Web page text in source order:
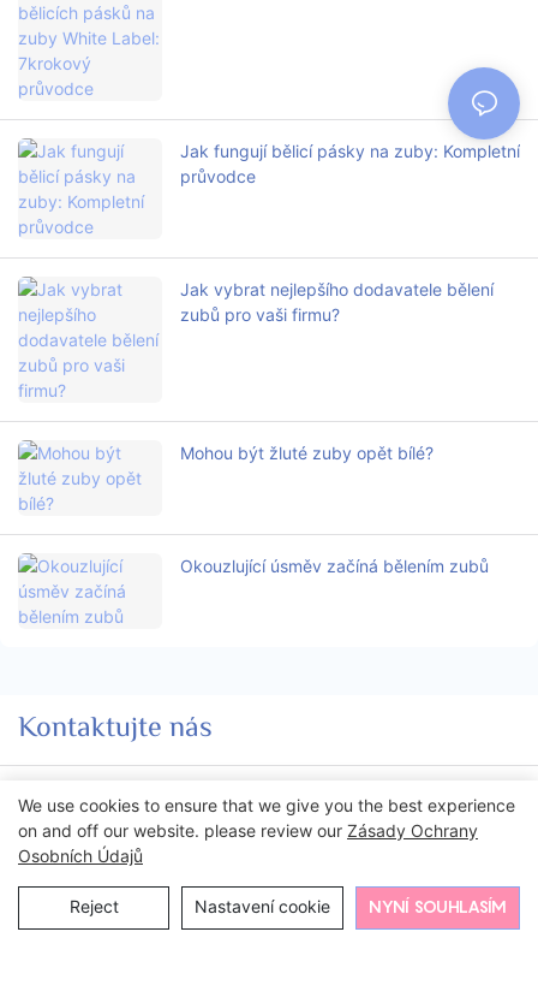
Jak fungují bělicí pásky na zuby: Kompletní
průvodce
Jak vybrat nejlepšího dodavatele bělení
zubů pro vaši firmu?
Mohou být žluté zuby opět bílé?
Okouzlující úsměv začíná bělením zubů
Kontaktujte nás
Jméno
E-Mailem
We use cookies to ensure that we give you the best experience
on and off our website. please review our Zásady Ochrany
Osobních Údajů
Reject Nastavení cookie NYNÍ SOUHLASÍM